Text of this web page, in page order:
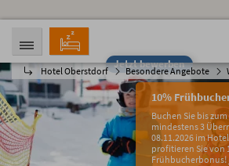
Jetzt bewerben
Hotel Oberstdorf Besondere Angebote
10%
Buchen Sie bis
mindestens 3
08.11.2026 im
profitieren Sie von
Frühbucherbonus!
ANREISE
06.08.2026
ABREISE
11.08.2026
PERSONEN
2 Personen
BUCHEN